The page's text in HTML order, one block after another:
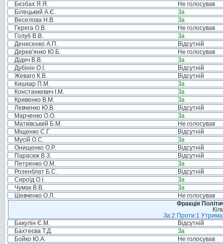
Безбах Я.Я.
Не голосував
Білецький А.Є.
За
Веселова Н.В.
За
Герега О.В.
Не голосував
Голуб В.В.
За
Денисенко А.П.
Відсутній
Дерев’янко Ю.Б.
Не голосував
Дідич В.В.
За
Дубінін О.І.
Відсутній
Жеваго К.В.
Відсутній
Кишкар П.М.
За
Констанкевич І.М.
За
Кривенко В.М.
За
Левченко Ю.В.
Відсутній
Марченко О.О.
За
Матківський Б.М.
Не голосував
Міщенко С.Г.
Відсутній
Мусій О.С.
За
Онищенко О.Р.
Відсутній
Парасюк В.З.
Відсутній
Петренко О.М.
За
Розенблат Б.С.
Відсутній
Сироїд О.І.
За
Чумак В.В.
За
Шевченко О.Л.
Не голосував
Фракція
За:2 Проти:1
Бакулін Є.М.
Відсутній
Бахтеєва Т.Д.
За
Бойко Ю.А.
Не голосував